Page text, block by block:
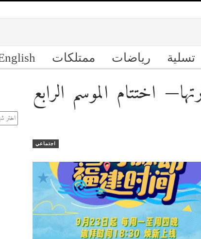
تسلية رياضات ممتلكات
اختتام الموسم الرابع
اجتماعي